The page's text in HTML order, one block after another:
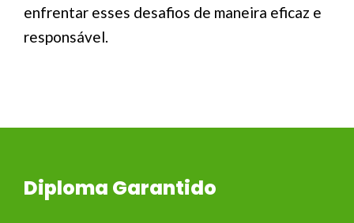
enfrentar esses desafios de maneira eficaz e
responsável.
Diploma Garantido